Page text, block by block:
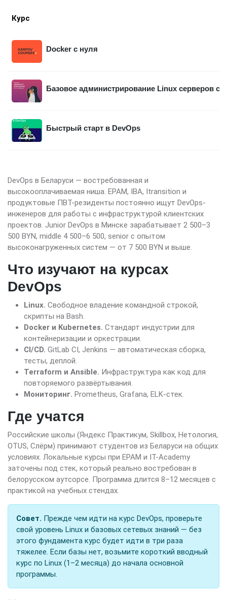
Курс
Docker с нуля
Базовое администрирование Linux серверов с
Быстрый старт в DevOps
DevOps в Беларуси — востребованная и
высокооплачиваемая ниша. EPAM, IBA, Itransition и
продуктовые ПВТ-резиденты постоянно ищут DevOps-
инженеров для работы с инфраструктурой клиентских
проектов. Junior DevOps в Минске зарабатывает 2 500–3
500 BYN, middle 4 500–6 500, senior с опытом
высоконагруженных систем — от 7 500 BYN и выше.
Что изучают на курсах
DevOps
Linux. Свободное владение командной строкой,
скрипты на Bash.
Docker и Kubernetes. Стандарт индустрии для
контейнеризации и оркестрации.
CI/CD. GitLab CI, Jenkins — автоматическая сборка,
тесты, деплой.
Terraform и Ansible. Инфраструктура как код для
повторяемого развёртывания.
Мониторинг. Prometheus, Grafana, ELK-стек.
Где учатся
Российские школы (Яндекс Практикум, Skillbox, Нетология,
OTUS, Слёрм) принимают студентов из Беларуси на общих
условиях. Локальные курсы при EPAM и IT-Academy
заточены под стек, который реально востребован в
белорусском аутсорсе. Программа длится 8–12 месяцев с
практикой на учебных стендах.
Совет. Прежде чем идти на курс DevOps, проверьте
свой уровень Linux и базовых сетевых знаний — без
этого фундамента курс будет идти в три раза
тяжелее. Если базы нет, возьмите короткий вводный
курс по Linux (1–2 месяца) до начала основной
программы.